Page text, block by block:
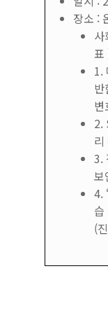
장소 :
사
표
1.
변
2.
리
3.
보
4.
(